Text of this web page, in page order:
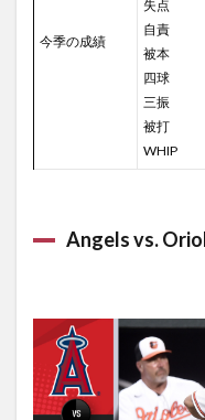
今季の成績
失点
自責
被本
四球
三振
被打
WHIP
Angels vs.